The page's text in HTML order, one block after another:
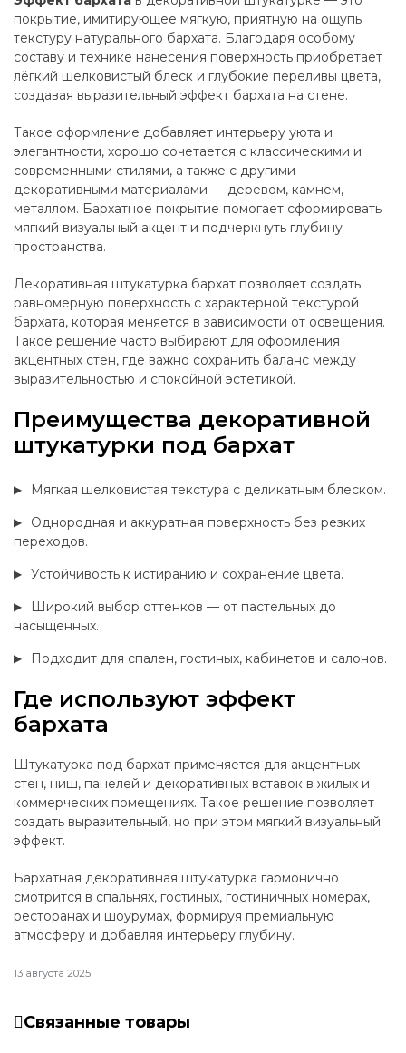
покрытие, имитирующее мягкую, приятную на ощупь
текстуру натурального бархата. Благодаря особому
составу и технике нанесения поверхность приобретает
лёгкий шелковистый блеск и глубокие переливы цвета,
создавая выразительный эффект бархата на стене.
Такое оформление добавляет интерьеру уюта и
элегантности, хорошо сочетается с классическими и
современными стилями, а также с другими
декоративными материалами — деревом, камнем,
металлом. Бархатное покрытие помогает сформировать
мягкий визуальный акцент и подчеркнуть глубину
пространства.
Декоративная штукатурка бархат позволяет создать
равномерную поверхность с характерной текстурой
бархата, которая меняется в зависимости от освещения.
Такое решение часто выбирают для оформления
акцентных стен, где важно сохранить баланс между
выразительностью и спокойной эстетикой.
Преимущества декоративной
штукатурки под бархат
Мягкая шелковистая текстура с деликатным блеском.
Однородная и аккуратная поверхность без резких
переходов.
Устойчивость к истиранию и сохранение цвета.
Широкий выбор оттенков — от пастельных до
насыщенных.
Подходит для спален, гостиных, кабинетов и салонов.
Где используют эффект
бархата
Штукатурка под бархат применяется для акцентных
стен, ниш, панелей и декоративных вставок в жилых и
коммерческих помещениях. Такое решение позволяет
создать выразительный, но при этом мягкий визуальный
эффект.
Бархатная декоративная штукатурка гармонично
смотрится в спальнях, гостиных, гостиничных номерах,
ресторанах и шоурумах, формируя премиальную
атмосферу и добавляя интерьеру глубину.
13 августа 2025
Связанные товары